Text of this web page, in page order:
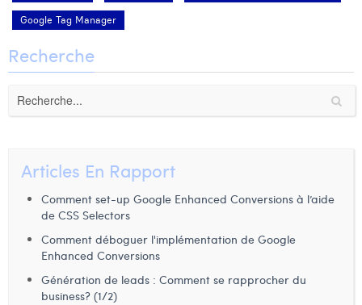
Google Tag Manager
Recherche
Articles En Rapport
Comment set-up Google Enhanced Conversions à l’aide
de CSS Selectors
Comment déboguer l'implémentation de Google
Enhanced Conversions
Génération de leads : Comment se rapprocher du
business? (1/2)